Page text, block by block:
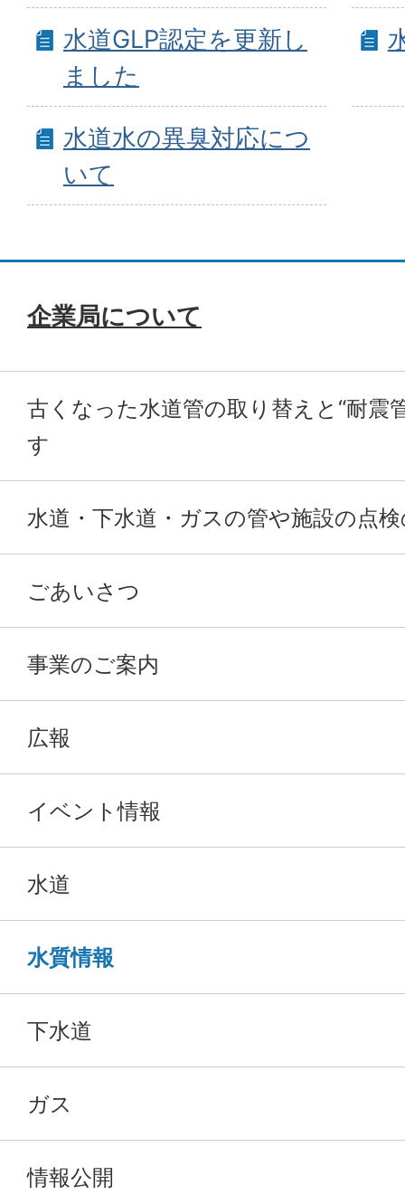
水道GLP認定を更新し
ました
水道水の異臭対応につ
いて
企業局について
古くなった水道管の取り替えと“耐震
す
水道・下水道・ガスの管や施設の点
ごあいさつ
事業のご案内
広報
イベント情報
水道
水質情報
下水道
ガス
情報公開